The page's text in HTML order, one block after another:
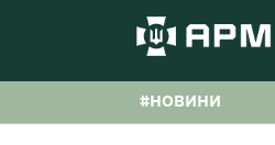
#НОВИНИ